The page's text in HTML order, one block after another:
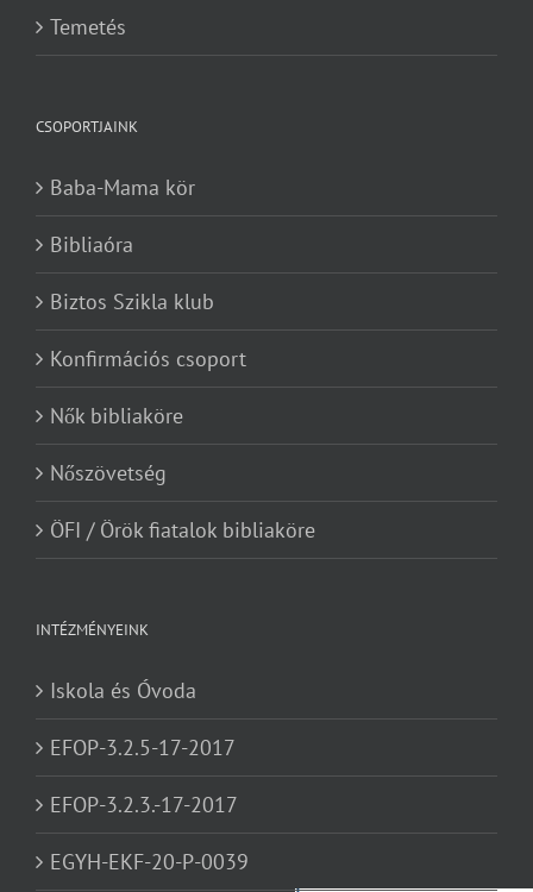
Temetés
CSOPORTJAINK
Baba-Mama kör
Bibliaóra
Biztos Szikla klub
Konfirmációs csoport
Nők bibliaköre
Nőszövetség
ÖFI / Örök fiatalok bibliaköre
INTÉZMÉNYEINK
Iskola és Óvoda
EFOP-3.2.5-17-2017
EFOP-3.2.3.-17-2017
EGYH-EKF-20-P-0039